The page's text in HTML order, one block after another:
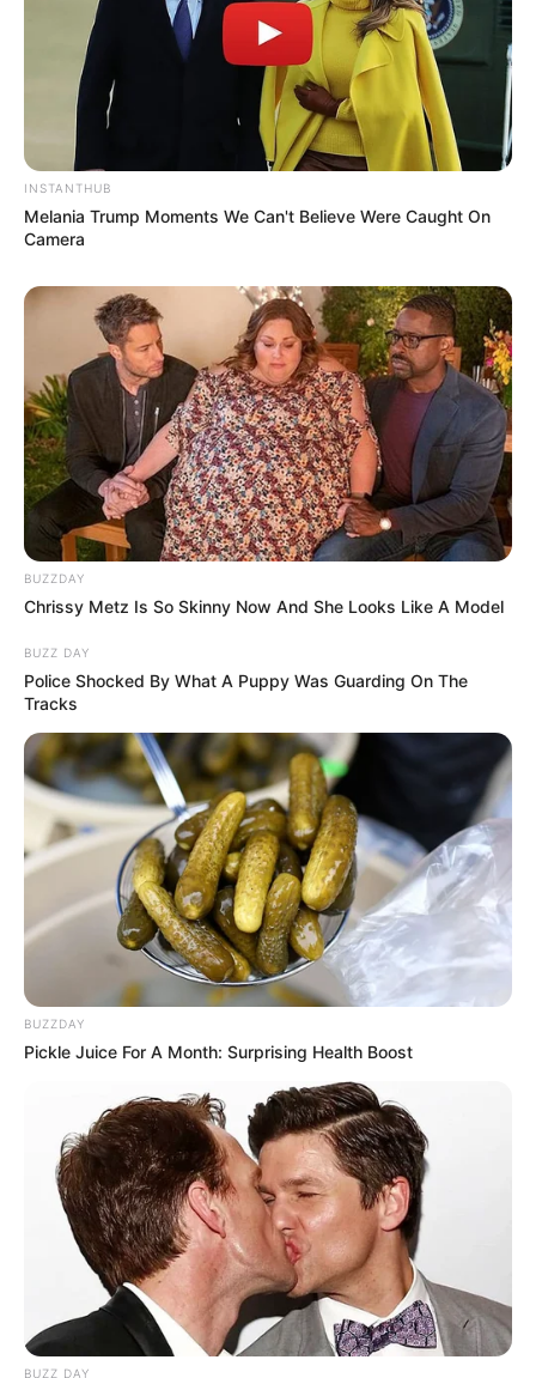
Participe do nosso grupo do
WhatsApp!
Fique informado em tempo real sobre as principais
notícias de Paraguaçu Paulista e região
Clique aqui para entrar no grupo
INSTANTHUB
Melania Trump Moments We Can't Believe Were Caught On
Camera
BUZZDAY
Chrissy Metz Is So Skinny Now And She Looks Like A Model
BUZZ DAY
Police Shocked By What A Puppy Was Guarding On The
Tracks
BUZZDAY
Pickle Juice For A Month: Surprising Health Boost
BUZZ DAY